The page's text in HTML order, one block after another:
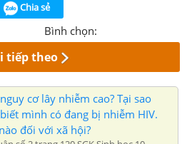
Chia sẻ
Bình chọn:
tiếp theo
cơ lây nhiễm cao? Tại sao
mình có đang bị nhiễm HIV.
đối với xã hội?